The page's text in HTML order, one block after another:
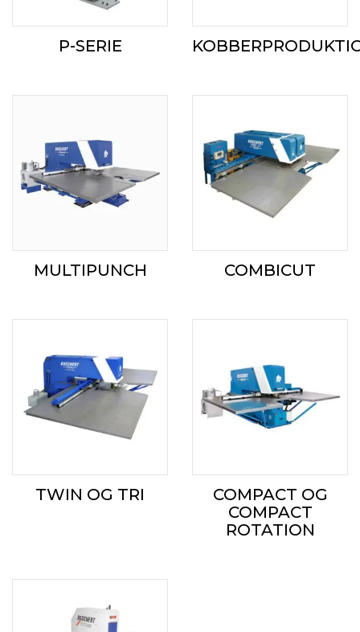
P-SERIE
MULTIPUNCH COMBICUT
TWIN OG TRI
COMPACT OG
COMPACT
ROTATION